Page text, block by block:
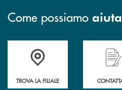
Come possiamo
Accedi all' elenco completo delle
TROVA LA FILIALE
Hai